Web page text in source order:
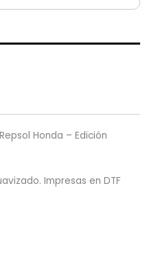
Honda – Edición
Impresas en DTF